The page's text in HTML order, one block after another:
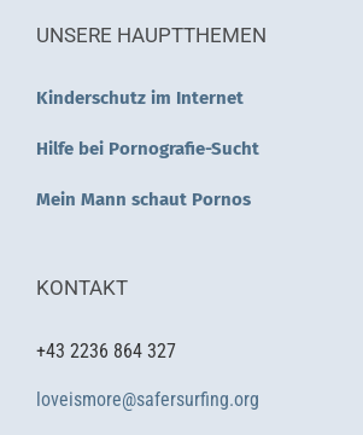
UNSERE HAUPTTHEMEN
Kinderschutz im Internet
Hilfe bei Pornografie-Sucht
Mein Mann schaut Pornos
KONTAKT
+43 2236 864 327
loveismore@safersurfing.org